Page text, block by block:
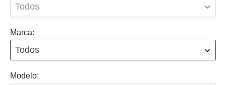
Marca:
Todos
Modelo: